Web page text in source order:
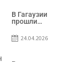
грантов
предприятия
SRL Grand Nic
Oil Company
В Гагаузии
прошли
сессии по
грантовой
24.04.2026